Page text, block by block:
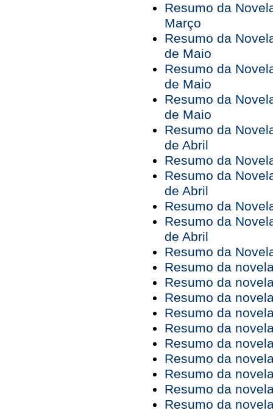
Resumo da
Março
Resumo da
de Maio
Resumo da
de Maio
Resumo da
de Maio
Resumo da
de Abril
Resumo da
Resumo da
de Abril
Resumo da
Resumo da
de Abril
Resumo da
Resumo da
Resumo da
Resumo da
Resumo da
Resumo da
Resumo da
Resumo da
Resumo da
Resumo da
Resumo da